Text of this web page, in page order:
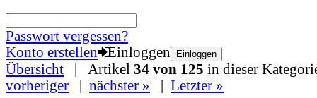
Passwort vergessen?
Konto erstellen
Einloggen Einloggen
Übersicht | Artikel 34 von 125 in dieser
vorheriger
nächster » Letzter »